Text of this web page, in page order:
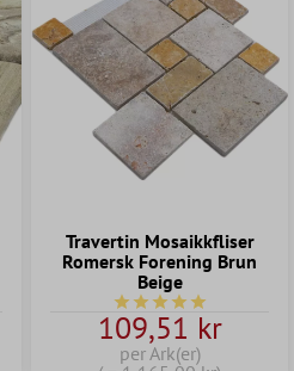
Travertin Mosaikkfliser
Romersk Forening Brun
Beige
Gjennomsnittlig
109,51 kr
per Ark(er)